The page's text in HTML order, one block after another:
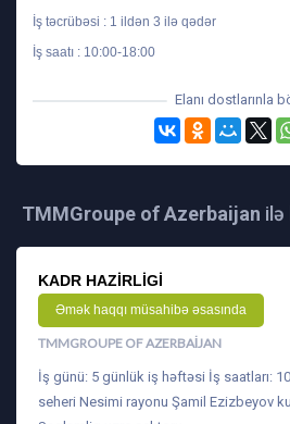
İş təcrübəsi : 1 ildən 3 ilə qədər
İş saatı : 10:00-18:00
Elanı dostlarınla
TMMGroupe of Azerbaijan ilə
KADR HAZIRLIGI
Əmək haqqı müsahibə əsasında
TMMGROUPE OF AZERBAIJAN
İş günü: 5 günlük iş həftəsi İş saatları:
seheri Nesimi rayonu Şamil Ezizbeyov